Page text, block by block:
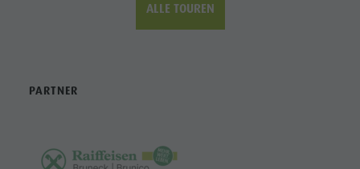
ALLE TOUREN
PARTNER